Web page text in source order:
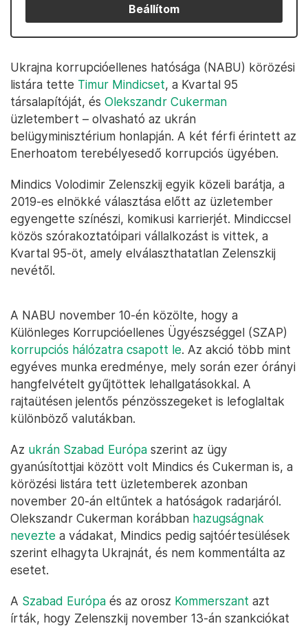
Beállítom
Ukrajna korrupcióellenes hatósága (NABU) körözési
listára tette Timur Mindicset, a Kvartal 95
társalapítóját, és Olekszandr Cukerman
üzletembert – olvasható az ukrán
belügyminisztérium honlapján. A két férfi érintett az
Enerhoatom terebélyesedő korrupciós ügyében.
Mindics Volodimir Zelenszkij egyik közeli barátja, a
2019-es elnökké választása előtt az üzletember
egyengette színészi, komikusi karrierjét. Mindiccsel
közös szórakoztatóipari vállalkozást is vittek, a
Kvartal 95-öt, amely elválaszthatatlan Zelenszkij
nevétől.
A NABU november 10-én közölte, hogy a
Különleges Korrupcióellenes Ügyészséggel (SZAP)
korrupciós hálózatra csapott le. Az akció több mint
egyéves munka eredménye, mely során ezer órányi
hangfelvételt gyűjtöttek lehallgatásokkal. A
rajtaütésen jelentős pénzösszegeket is lefoglaltak
különböző valutákban.
Az ukrán Szabad Európa szerint az ügy
gyanúsítottjai között volt Mindics és Cukerman is, a
körözési listára tett üzletemberek azonban
november 20-án eltűntek a hatóságok radarjáról.
Olekszandr Cukerman korábban hazugságnak
nevezte a vádakat, Mindics pedig sajtóértesülések
szerint elhagyta Ukrajnát, és nem kommentálta az
esetet.
A Szabad Európa és az orosz Kommerszant azt
írták, hogy Zelenszkij november 13-án szankciókat